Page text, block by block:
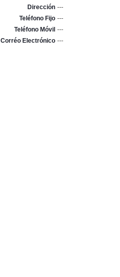
Dirección ---
Teléfono Fijo ---
Teléfono Móvil ---
Corréo Electrónico ---